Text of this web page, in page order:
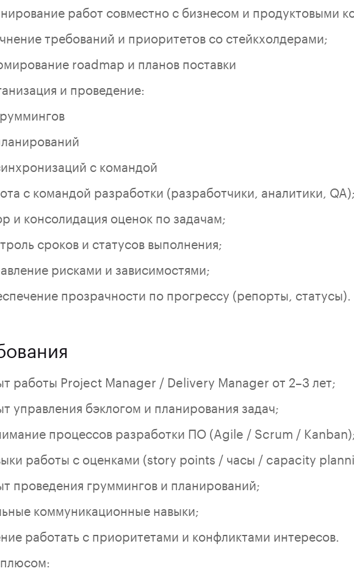
работ совместно с бизнесом и продуктовыми
требований и приоритетов со стейкхолдерами;
roadmap и планов поставки
и проведение:
с командой
с командой разработки (разработчики, аналитики,
и консолидация оценок по задачам;
сроков и статусов выполнения;
рисками и зависимостями;
прозрачности по прогрессу (репорты, статусы).
работы Project Manager / Delivery Manager от 2–3 лет;
управления бэклогом и планирования задач;
процессов разработки ПО (Agile / Scrum /
работы с оценками (story points / часы / capacity
проведения груммингов и планирований;
коммуникационные навыки;
работать с приоритетами и конфликтами интересов.